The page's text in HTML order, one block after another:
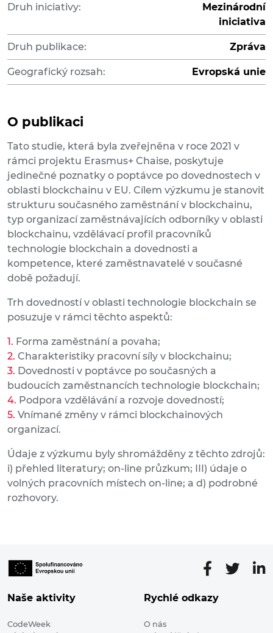
Druh iniciativy:
Mezinárodní
iniciativa
Druh publikace: Zpráva
Geografický rozsah: Evropská unie
O publikaci
Tato studie, která byla zveřejněna v roce 2021 v
rámci projektu Erasmus+ Chaise, poskytuje
jedinečné poznatky o poptávce po dovednostech v
oblasti blockchainu v EU. Cílem výzkumu je stanovit
strukturu současného zaměstnání v blockchainu,
typ organizací zaměstnávajících odborníky v oblasti
blockchainu, vzdělávací profil pracovníků
technologie blockchain a dovednosti a
kompetence, které zaměstnavatelé v současné
době požadují.
Trh dovedností v oblasti technologie blockchain se
posuzuje v rámci těchto aspektů:
Forma zaměstnání a povaha;
Charakteristiky pracovní síly v blockchainu;
Dovednosti v poptávce po současných a
budoucích zaměstnancích technologie blockchain;
Podpora vzdělávání a rozvoje dovedností;
Vnímané změny v rámci blockchainových
organizací.
Údaje z výzkumu byly shromážděny z těchto zdrojů:
i) přehled literatury; on-line průzkum; III) údaje o
volných pracovních místech on-line; a d) podrobné
rozhovory.
Naše aktivity
CodeWeek
Rychlé odkazy
O nás